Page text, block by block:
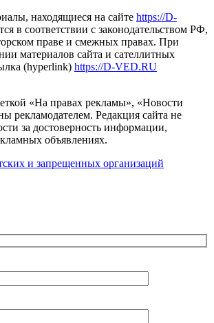
находящиеся на сайте https://D-
в соответствии с законодательством РФ,
праве и смежных правах. При
материалов сайта и сателлитных
(hyperlink) https://D-VED.RU
«На правах рекламы», «Новости
рекламодателем. Редакция сайта не
за достоверность информации,
объявлениях.
и запрещенных организаций